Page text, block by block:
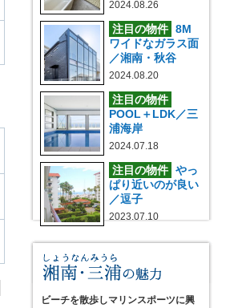
2024.08.26
注目の物件 8M
ワイドなガラス面
／湘南・秋谷
2024.08.20
注目の物件
POOL＋LDK／三
浦海岸
2024.07.18
注目の物件 やっ
ぱり近いのが良い
／逗子
2023.07.10
ビーチを散歩しマリンスポーツに興